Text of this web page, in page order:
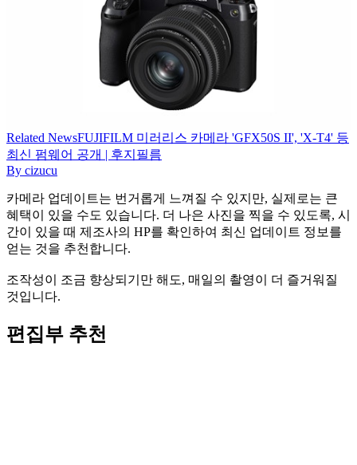
Related NewsFUJIFILM 미러리스 카메라 'GFX50S II', 'X-T4' 등
최신 펌웨어 공개 | 후지필름
By cizucu
카메라 업데이트는 번거롭게 느껴질 수 있지만, 실제로는 큰
혜택이 있을 수도 있습니다. 더 나은 사진을 찍을 수 있도록, 시
간이 있을 때 제조사의 HP를 확인하여 최신 업데이트 정보를
얻는 것을 추천합니다.
조작성이 조금 향상되기만 해도, 매일의 촬영이 더 즐거워질
것입니다.
편집부 추천